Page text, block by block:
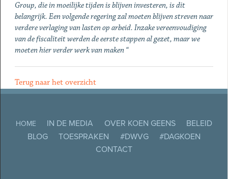
Group, die in moeilijke tijden is blijven investeren, is dit
belangrijk. Een volgende regering zal moeten blijven streven naar
verdere verlaging van lasten op arbeid. Inzake vereenvoudiging
van de fiscaliteit werden de eerste stappen al gezet, maar we
moeten hier verder werk van maken “
Terug naar het overzicht
HOME IN DE MEDIA OVER KOEN GEENS
BELEID
BLOG
TOESPRAKEN #DWVG
#DAGKOEN
CONTACT